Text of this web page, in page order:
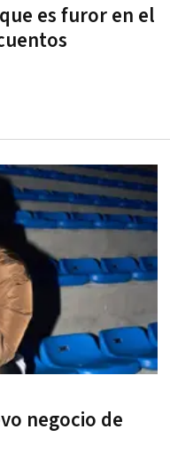
es furor en el
negocio de